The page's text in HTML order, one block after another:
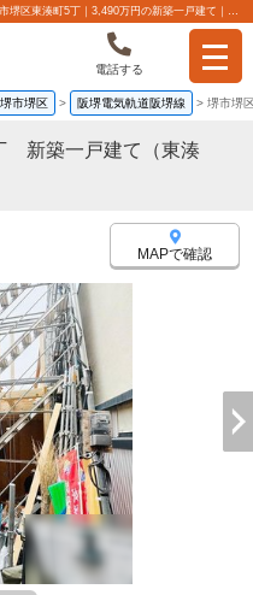
堺市堺区東湊町５丁 新築一戸建て（東湊駅） 大阪府堺市堺区東湊町5丁｜3,490万円の新築一戸建て｜分譲住宅や新築物件｜株式会社リアンホーム
電話する
堺市堺区 > 阪堺電気軌道阪堺線 > 堺市堺
新築一戸建て（東湊
MAPで確認